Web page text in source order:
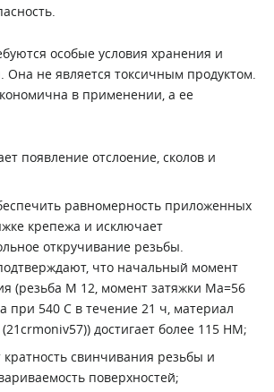
особые условия хранения и
Она не является токсичным продуктом.
в применении, а ее
появление отслоение, сколов и
равномерность приложенных
крепежа и исключает
откручивание резьбы.
что начальный момент
(резьба М 12, момент затяжки Ma=56
при 540 С в течение 21 ч, материал
достигает более 115 НМ;
кратность свинчивания резьбы и
поверхностей;